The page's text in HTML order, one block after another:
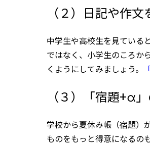
（２）日記や作文
中学生や高校生を見ている
ではなく、小学生のころか
くようにしてみましょう。
（３）「宿題+α
学校から夏休み帳（宿題）
ものをもっと得意になるの